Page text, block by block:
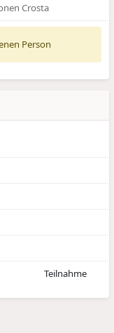
Crosta
Person
Teilnahme